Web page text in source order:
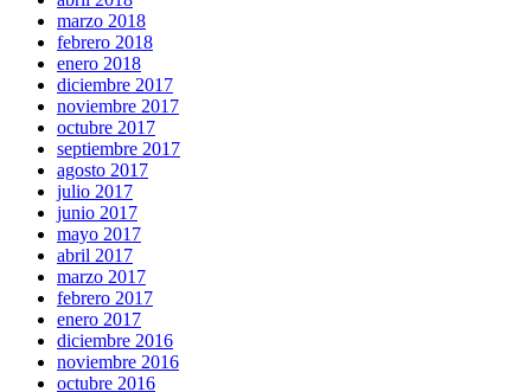
marzo 2018
febrero 2018
enero 2018
diciembre 2017
noviembre 2017
octubre 2017
septiembre 2017
agosto 2017
julio 2017
junio 2017
mayo 2017
abril 2017
marzo 2017
febrero 2017
enero 2017
diciembre 2016
noviembre 2016
octubre 2016